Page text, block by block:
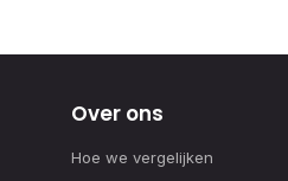
Over ons
Hoe we vergelijken